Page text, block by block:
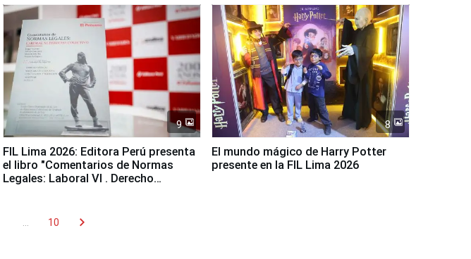
9
FIL Lima 2026: Editora Perú presenta
el libro "Comentarios de Normas
Legales: Laboral Vl . Derecho
8
El mundo mágico de Harry Potter
presente en la FIL Lima 2026
10 chevron_right